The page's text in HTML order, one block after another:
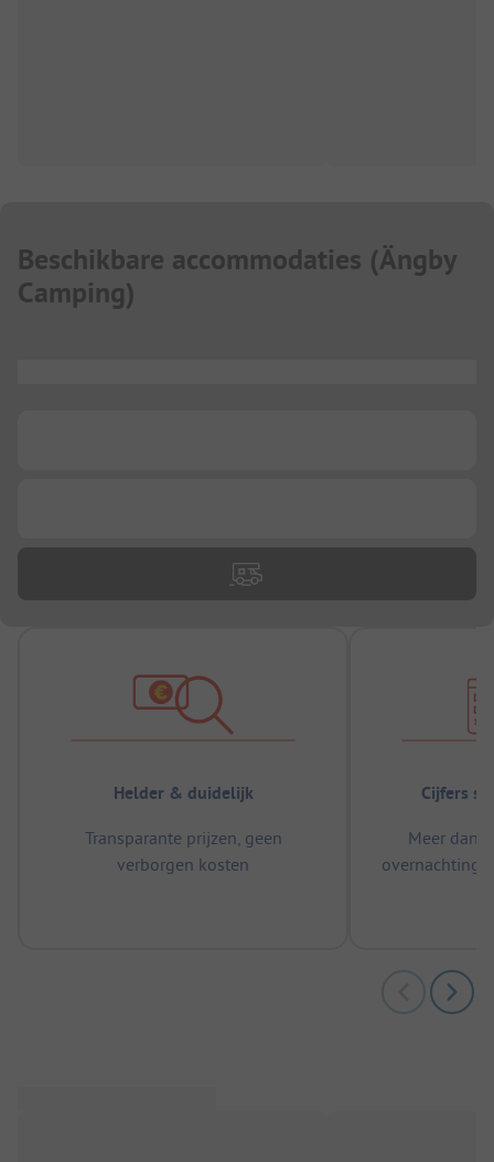
Beschikbare accommodaties (Ängby
Camping)
Helder & duidelijk
Transparante prijzen, geen
verborgen kosten
Cijfers
Meer dan